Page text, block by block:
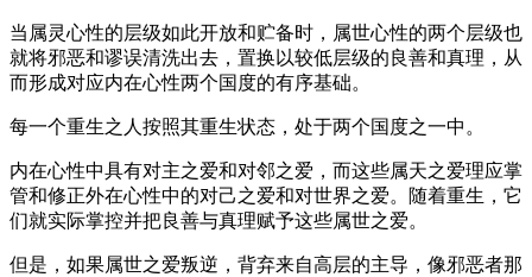
当属灵心性的层级如此开放和贮备时，属世心性的两个层级也
就将邪恶和谬误清洗出去，置换以较低层级的良善和真理，从
而形成对应内在心性两个国度的有序基础。
每一个重生之人按照其重生状态，处于两个国度之一中。
内在心性中具有对主之爱和对邻之爱，而这些属天之爱理应掌
管和修正外在心性中的对己之爱和对世界之爱。随着重生，它
们就实际掌控并把良善与真理赋予这些属世之爱。
但是，如果属世之爱叛逆，背弃来自高层的主导，像邪恶者那